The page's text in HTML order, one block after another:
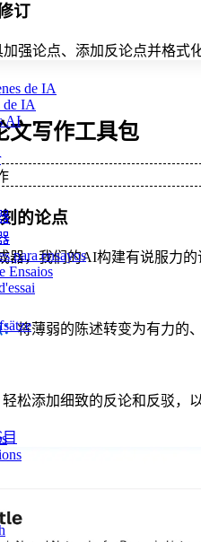
de IA
de IA
AI
para ensayos
Ensaios
订
强论点、添加反论点并格式化
文写作工具包
的论点
器，我们的AI构建有说服力的
：将薄弱的陈述转变为有力的
轻松添加细致的反论和反驳，